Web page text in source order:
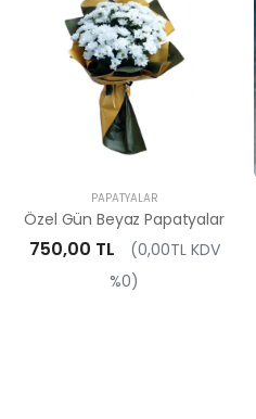
PAPATYALAR
Özel Gün Beyaz Papatyalar
750,00 TL
(0,00TL KDV
%0)